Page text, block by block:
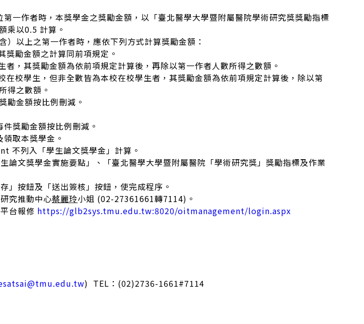
一作者時，本獎學金之獎勵金額，以「臺北醫學大學暨附屬醫院學術研究獎獎勵指標
乘以0.5 計算。
）以上之第一作者時，應依下列方式計算獎勵金額：
勵金額之計算同前項規定。
，其獎勵金額為依前項規定計算後，再除以第一作者人數所得之數額。
校學生，但非全數皆為本校在校學生者，其獎勵金額為依前項規定計算後，除以第
得之數額。
勵金額按比例刪減。
獎勵金額按比例刪減。
取本獎學金。
列入「學生論文獎學金」計算。
論文獎學金實施要點」、「臺北醫學大學暨附屬醫院「學術研究獎」獎勵指標及作業
」按鈕及「送出簽核」按鈕，使完成程序。
究推動中心蔡麗玲小姐 (02-27361661轉7114)。
台報修 https://glb2sys.tmu.edu.tw:8020/oitmanagement/login.aspx
) TEL：(02)2736-1661#7114